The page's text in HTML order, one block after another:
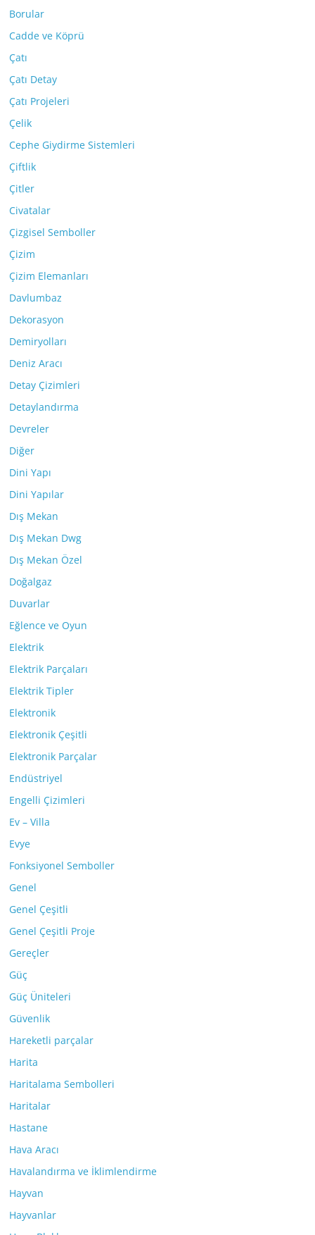
Borular
Cadde ve Köprü
Çatı
Çatı Detay
Çatı Projeleri
Çelik
Cephe Giydirme Sistemleri
Çiftlik
Çitler
Civatalar
Çizgisel Semboller
Çizim
Çizim Elemanları
Davlumbaz
Dekorasyon
Demiryolları
Deniz Aracı
Detay Çizimleri
Detaylandırma
Devreler
Diğer
Dini Yapı
Dini Yapılar
Dış Mekan
Dış Mekan Dwg
Dış Mekan Özel
Doğalgaz
Duvarlar
Eğlence ve Oyun
Elektrik
Elektrik Parçaları
Elektrik Tipler
Elektronik
Elektronik Çeşitli
Elektronik Parçalar
Endüstriyel
Engelli Çizimleri
Ev – Villa
Evye
Fonksiyonel Semboller
Genel
Genel Çeşitli
Genel Çeşitli Proje
Gereçler
Güç
Güç Üniteleri
Güvenlik
Hareketli parçalar
Harita
Haritalama Sembolleri
Haritalar
Hastane
Hava Aracı
Havalandırma ve İklimlendirme
Hayvan
Hayvanlar